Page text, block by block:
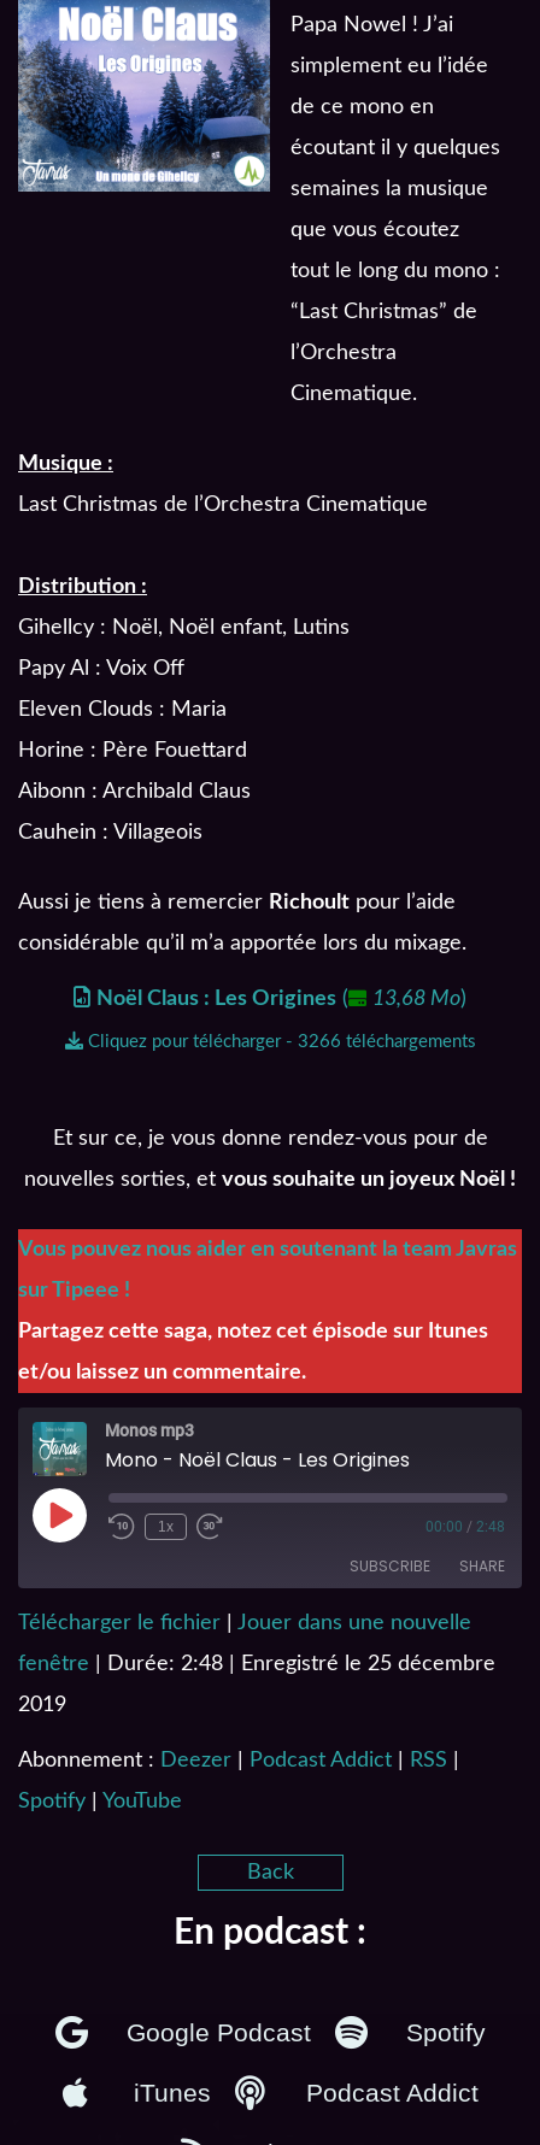
Papa Nowel ! J’ai
simplement eu l’idée
de ce mono en
écoutant il y quelques
semaines la musique
que vous écoutez
tout le long du mono :
“Last Christmas” de
l’Orchestra
Cinematique.
Musique :
Last Christmas de l’Orchestra Cinematique
Distribution :
Gihellcy : Noël, Noël enfant, Lutins
Papy Al : Voix Off
Eleven Clouds : Maria
Horine : Père Fouettard
Aibonn : Archibald Claus
Cauhein : Villageois
Aussi je tiens à remercier Richoult pour l’aide
considérable qu’il m’a apportée lors du mixage.
Noël Claus : Les Origines ( 13,68 Mo)
Cliquez pour télécharger - 3266 téléchargements
Et sur ce, je vous donne rendez-vous pour de
nouvelles sorties, et vous souhaite un joyeux Noël !
Vous pouvez nous aider en soutenant la team Javras
sur Tipeee !
Partagez cette saga, notez cet épisode sur Itunes
et/ou laissez un commentaire.
Monos mp3
Mono - Noël Claus - Les Origines
1x 00:00 / 2:48
SUBSCRIBE SHARE
RSS Spotify
RSS FEED
Télécharger le fichier
Jouer dans une nouvelle
fenêtre
Durée: 2:48
Enregistré le 25 décembre
2019
Abonnement : Deezer Podcast Addict RSS
Spotify
YouTube
Back
En podcast :
Google Podcast Spotify
iTunes Podcast Addict